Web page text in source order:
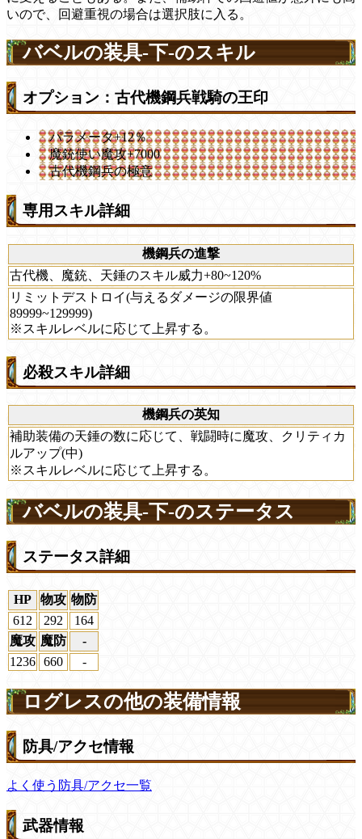
いので、回避重視の場合は選択肢に入る。
バベルの装具-下-のスキル
オプション：古代機鋼兵戦騎の王印
パラメータ+12％
魔銃使い魔攻+7000
古代機鋼兵の極意
専用スキル詳細
機鋼兵の進撃
古代機、魔銃、天錘のスキル威力+80~120%
リミットデストロイ(与えるダメージの限界値
89999~129999)
※スキルレベルに応じて上昇する。
必殺スキル詳細
機鋼兵の英知
補助装備の天錘の数に応じて、戦闘時に魔攻、クリティカ
ルアップ(中)
※スキルレベルに応じて上昇する。
バベルの装具-下-のステータス
ステータス詳細
HP 物攻 物防
612
292
164
魔攻 魔防
-
1236 660 -
ログレスの他の装備情報
防具/アクセ情報
よく使う防具/アクセ一覧
武器情報